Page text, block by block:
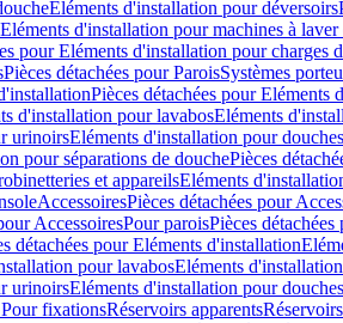
Eléments d'installation pour déversoirs
Eléments d'installation pour machines à laver
pour Eléments d'installation pour charges
Pièces détachées pour ParoisSystèmes
Pièces détachées pour Eléments
d'installation pour lavabosEléments
urinoirsEléments d'installation pour
pour séparations de douchePièces
et appareilsEléments
AccessoiresPièces détachées pour
AccessoiresPour paroisPièces
détachées pour Eléments d'installation
pour lavabosEléments
urinoirsEléments d'installation pour douches
Pour fixationsRéservoirs apparents